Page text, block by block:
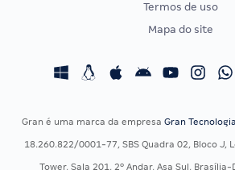
Concursos Fiscais
Concursos Saúde
Termos de uso
Mapa do site
Gran é uma marca da empresa Gran
18.260.822/0001-77, SBS Quadra 02, Bloco J,
Tower, Sala 201, 2º Andar, Asa Sul, Brasília-